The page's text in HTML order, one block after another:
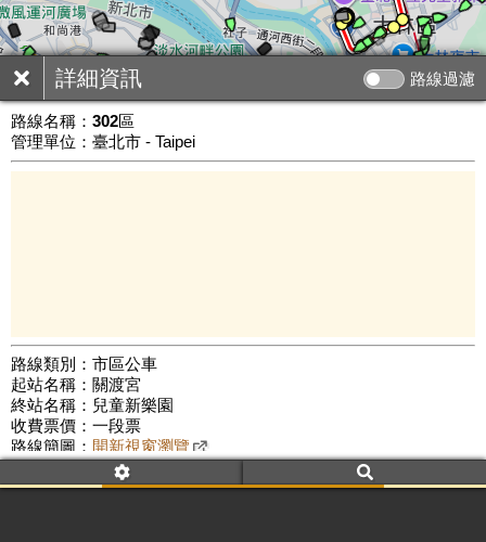
詳細資訊 路線過濾
路線名稱： 302區
管理單位：臺北市 - Taipei
路線類別：市區公車
起站名稱：關渡宮
終站名稱：兒童新樂園
收費票價：一段票
路線簡圖： 開新視窗瀏覽
附屬名稱：302區
公車數量: 累計2973、上線2194